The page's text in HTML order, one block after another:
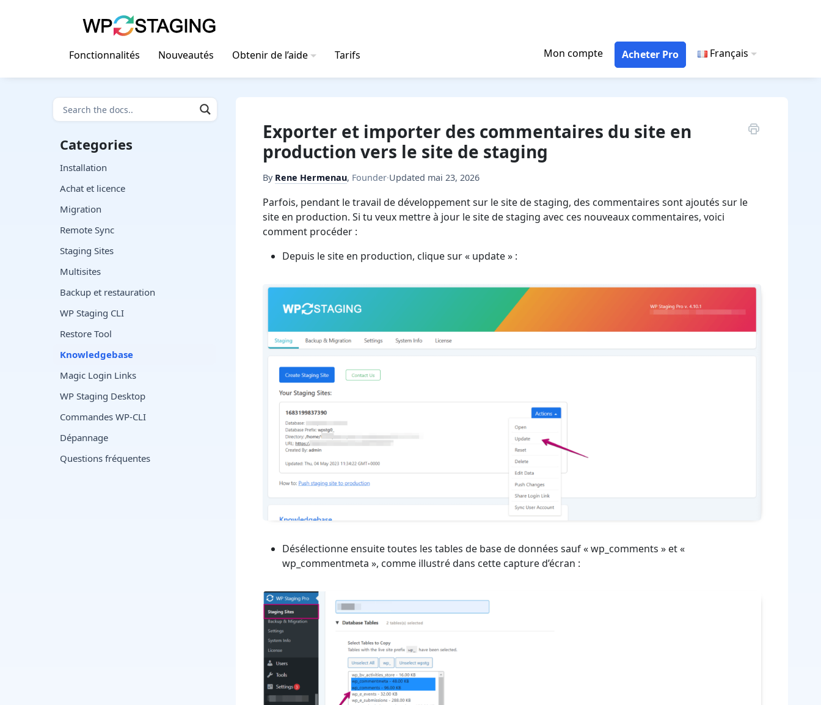
Fonctionnalités
Nouveautés Obtenir de l’aide Tarifs Mon compte Acheter Pro Français
Exporter et importer des commentaires du site en
production vers le site de staging
By Rene Hermenau, Founder·Updated mai 23, 2026
Parfois, pendant le travail de développement sur le site de staging, des commentaires sont ajoutés sur le
site en production. Si tu veux mettre à jour le site de staging avec ces nouveaux commentaires, voici
comment procéder :
Depuis le site en production, clique sur « update » :
Désélectionne ensuite toutes les tables de base de données sauf « wp_comments » et «
wp_commentmeta », comme illustré dans cette capture d’écran :
Categories
Installation
Achat et licence
Migration
Remote Sync
Staging Sites
Multisites
Backup et restauration
WP Staging CLI
Restore Tool
Knowledgebase
Magic Login Links
WP Staging Desktop
Commandes WP-CLI
Dépannage
Questions fréquentes